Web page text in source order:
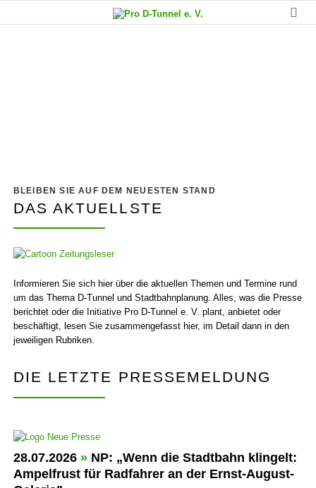
BLEIBEN SIE AUF DEM NEUESTEN STAND
DAS AKTUELLSTE
Informieren Sie sich hier über die aktuellen Themen und Termine rund
um das Thema D-Tunnel und Stadt­bahn­planung. Alles, was die Presse
berichtet oder die Initiative Pro D-Tunnel e. V. plant, anbietet oder
beschäftigt, lesen Sie zusammengefasst hier, im Detail dann in den
jeweiligen Rubriken.
DIE LETZTE PRESSEMELDUNG
28.07.2026 » NP: „Wenn die Stadt­bahn klingelt:
Ampel­frust für Rad­fahrer an der Ernst-August-